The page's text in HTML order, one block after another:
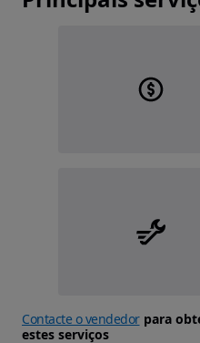
Contacte o vendedorpara
estes serviços